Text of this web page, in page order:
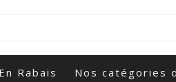
Rabais Nos catégories